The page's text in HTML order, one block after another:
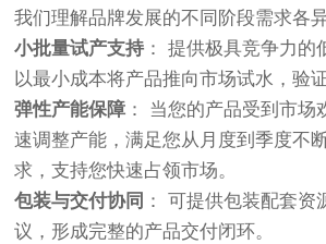
我们理解品牌发展的不同阶段需求各异
小批量试产支持 ： 提供极具竞争力
以最小成本将产品推向市场试水，验证
弹性产能保障 ： 当您的产品受到市场
速调整产能，满足您从月度到季度不
求，支持您快速占领市场。
包装与交付协同 ： 可提供包装配套资
议，形成完整的产品交付闭环。